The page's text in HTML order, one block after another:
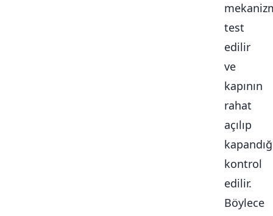
test
edilir
ve
kapının
rahat
açılıp
kontrol
edilir.
Böylece